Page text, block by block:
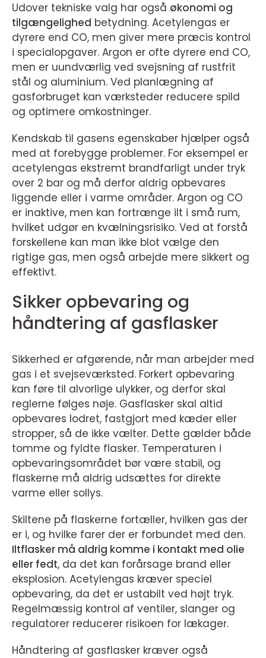
Udover tekniske valg har også økonomi og
tilgængelighed betydning. Acetylengas er
dyrere end CO, men giver mere præcis kontrol
i specialopgaver. Argon er ofte dyrere end CO,
men er uundværlig ved svejsning af rustfrit
stål og aluminium. Ved planlægning af
gasforbruget kan værksteder reducere spild
og optimere omkostninger.
Kendskab til gasens egenskaber hjælper også
med at forebygge problemer. For eksempel er
acetylengas ekstremt brandfarligt under tryk
over 2 bar og må derfor aldrig opbevares
liggende eller i varme områder. Argon og CO
er inaktive, men kan fortrænge ilt i små rum,
hvilket udgør en kvælningsrisiko. Ved at forstå
forskellene kan man ikke blot vælge den
rigtige gas, men også arbejde mere sikkert og
effektivt.
Sikker opbevaring og
håndtering af gasflasker
Sikkerhed er afgørende, når man arbejder med
gas i et svejseværksted. Forkert opbevaring
kan føre til alvorlige ulykker, og derfor skal
reglerne følges nøje. Gasflasker skal altid
opbevares lodret, fastgjort med kæder eller
stropper, så de ikke vælter. Dette gælder både
tomme og fyldte flasker. Temperaturen i
opbevaringsområdet bør være stabil, og
flaskerne må aldrig udsættes for direkte
varme eller sollys.
Skiltene på flaskerne fortæller, hvilken gas der
er i, og hvilke farer der er forbundet med den.
Iltflasker må aldrig komme i kontakt med olie
eller fedt, da det kan forårsage brand eller
eksplosion. Acetylengas kræver speciel
opbevaring, da det er ustabilt ved højt tryk.
Regelmæssig kontrol af ventiler, slanger og
regulatorer reducerer risikoen for lækager.
Håndtering af gasflasker kræver også